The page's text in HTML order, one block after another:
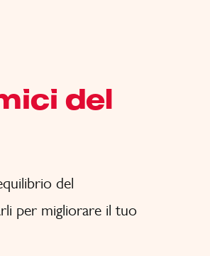
del
del
per migliorare il tuo